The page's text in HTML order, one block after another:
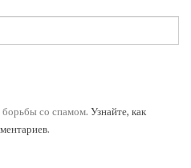
борьбы со спамом. Узнайте, как
.